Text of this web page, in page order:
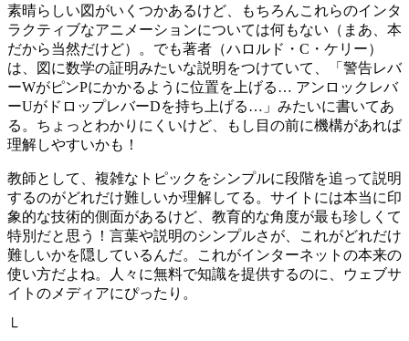
素晴らしい図がいくつかあるけど、もちろんこれらのインタ
ラクティブなアニメーションについては何もない（まあ、本
だから当然だけど）。でも著者（ハロルド・C・ケリー）
は、図に数学の証明みたいな説明をつけていて、「警告レバ
ーWがピンPにかかるように位置を上げる… アンロックレバ
ーUがドロップレバーDを持ち上げる…」みたいに書いてあ
る。ちょっとわかりにくいけど、もし目の前に機構があれば
理解しやすいかも！
教師として、複雑なトピックをシンプルに段階を追って説明
するのがどれだけ難しいか理解してる。サイトには本当に印
象的な技術的側面があるけど、教育的な角度が最も珍しくて
特別だと思う！言葉や説明のシンプルさが、これがどれだけ
難しいかを隠しているんだ。これがインターネットの本来の
使い方だよね。人々に無料で知識を提供するのに、ウェブサ
イトのメディアにぴったり。
└